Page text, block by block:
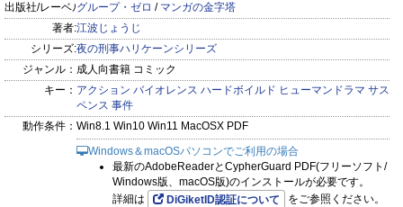
出版社/レーベル:グループ・ゼロ / マンガの金字塔
著者:江波じょうじ
シリーズ:夜の刑事ハリケーンシリーズ
ジャンル： 成人向書籍 コミック
キー： アクション バイオレンス ハードボイルド ヒューマンドラマ サス
ペンス 事件
動作条件： Win8.1 Win10 Win11 MacOSX PDF
Windows＆macOSパソコンでご利用の場合
最新のAdobeReaderとCypherGuard PDF(フリーソフト/
Windows版、macOS版)のインストールが必要です。
詳細は
DiGiketID認証について
をご参照ください。